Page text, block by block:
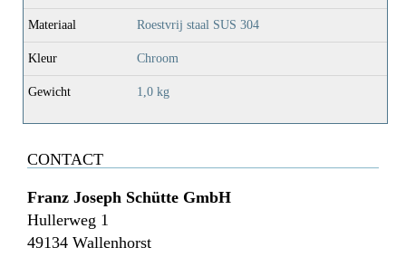
Materiaal Roestvrij staal SUS 304
Kleur Chroom
Gewicht 1,0 kg
CONTACT
Franz Joseph Schütte GmbH
Hullerweg 1
49134 Wallenhorst